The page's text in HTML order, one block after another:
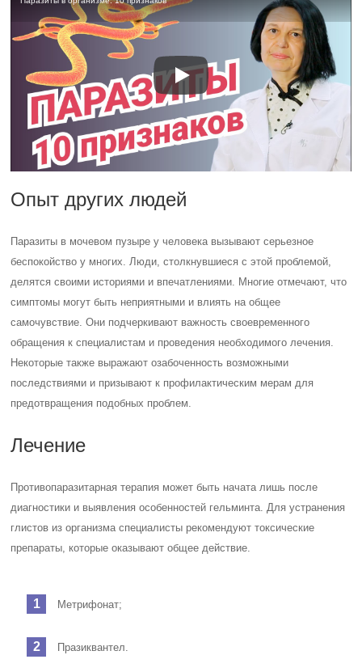
Опыт других людей
Паразиты в мочевом пузыре у человека вызывают серьезное
беспокойство у многих. Люди, столкнувшиеся с этой проблемой,
делятся своими историями и впечатлениями. Многие отмечают, что
симптомы могут быть неприятными и влиять на общее
самочувствие. Они подчеркивают важность своевременного
обращения к специалистам и проведения необходимого лечения.
Некоторые также выражают озабоченность возможными
последствиями и призывают к профилактическим мерам для
предотвращения подобных проблем.
Лечение
Противопаразитарная терапия может быть начата лишь после
диагностики и выявления особенностей гельминта. Для устранения
глистов из организма специалисты рекомендуют токсические
препараты, которые оказывают общее действие.
Метрифонат;
Празиквантел.